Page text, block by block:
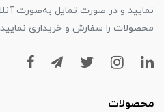
نمایید و در صورت تمایل به‌صورت
محصولات را سفارش و خریداری
محصولات